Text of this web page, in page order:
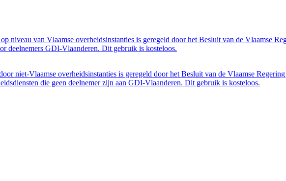
niveau van Vlaamse overheidsinstanties is geregeld door het Besluit van de Vlaamse
deelnemers GDI-Vlaanderen. Dit gebruik is kosteloos.
niet-Vlaamse overheidsinstanties is geregeld door het Besluit van de Vlaamse
die geen deelnemer zijn aan GDI-Vlaanderen. Dit gebruik is kosteloos.